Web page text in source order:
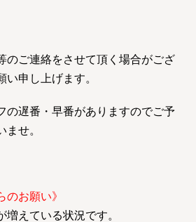
のご連絡をさせて頂く場合がござ
い申し上げます。
遅番・早番がありますのでご予
せ。
のお願い》
えている状況です。